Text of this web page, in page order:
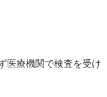
医療機関で検査を受け